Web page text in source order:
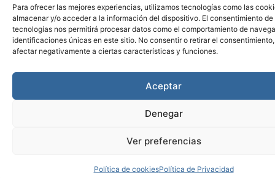
Para ofrecer las mejores experiencias, utilizamos tecnologías como las
almacenar y/o acceder a la información del dispositivo. El consentimiento de
tecnologías nos permitirá procesar datos como el comportamiento de
identificaciones únicas en este sitio. No consentir o retirar el
afectar negativamente a ciertas características y funciones.
Aceptar
Denegar
Ver preferencias
Política de cookiesPolítica de Privacidad